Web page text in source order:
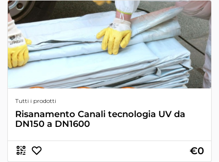
Tutti i prodotti
Risanamento Canali tecnologia UV da
DN150 a DN1600
€0